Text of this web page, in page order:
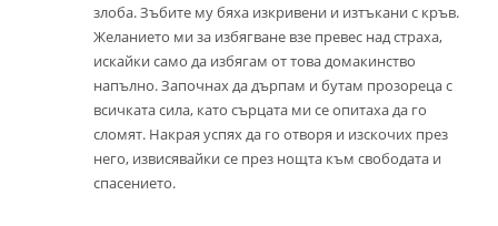
злоба. Зъбите му бяха изкривени и изтъкани с кръв.
Желанието ми за избягване взе превес над страха,
искайки само да избягам от това домакинство
напълно. Започнах да дърпам и бутам прозореца с
всичката сила, като сърцата ми се опитаха да го
сломят. Накрая успях да го отворя и изскочих през
него, извисявайки се през нощта към свободата и
спасението.